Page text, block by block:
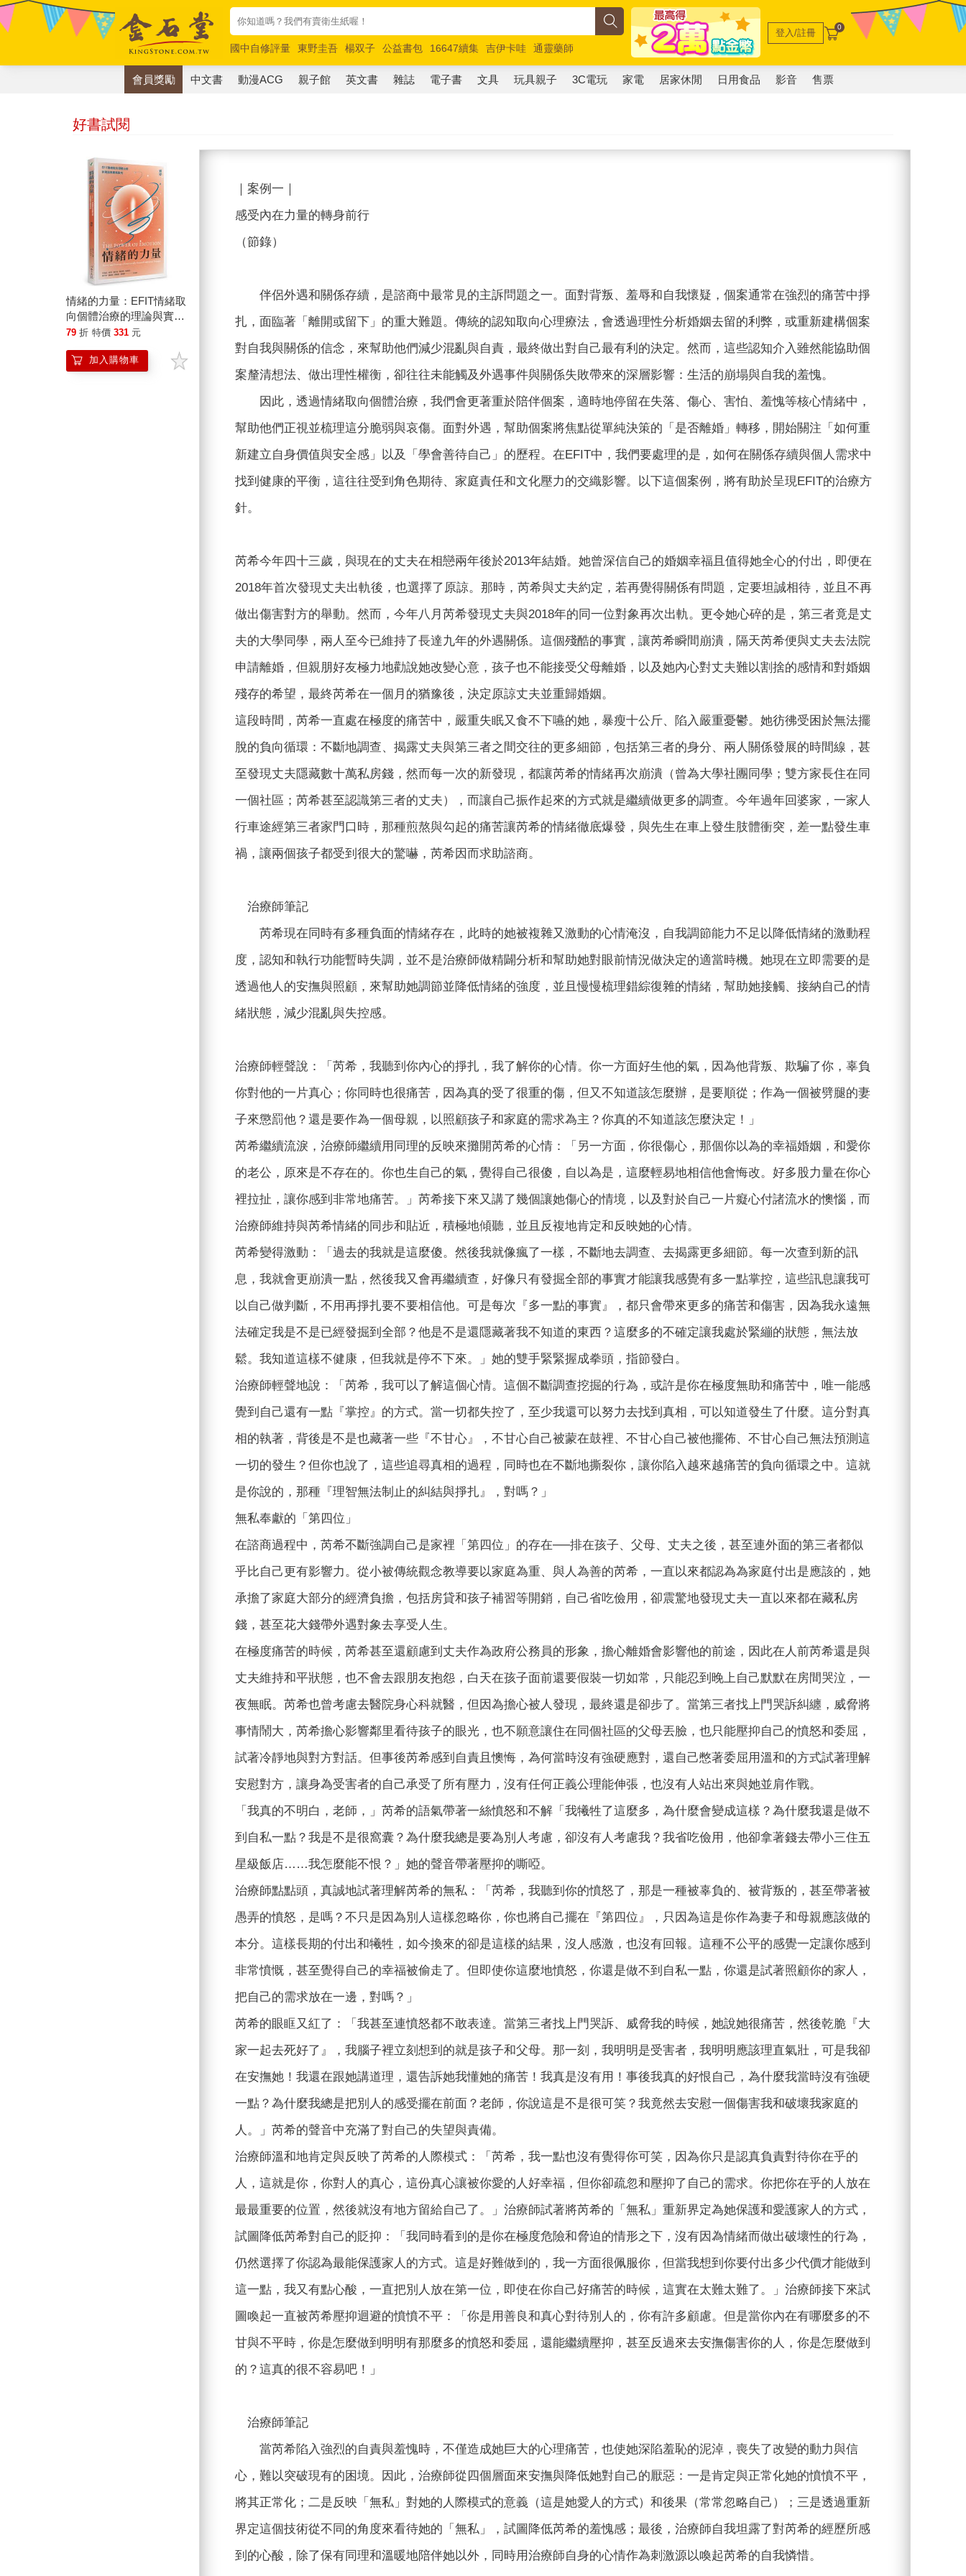
國中自修評量 東野圭吾 楊双子 公益書包 16647續集 吉伊卡哇
通靈藥師
唯紅花綻放
奧德賽 路邊攤新作 馬斯克 玩具總動員5 超慢跑
登入/註冊 0
會員獎勵 中文書 動漫ACG 親子館 英文書 雜誌 電子書 文具 玩具親子 3C電玩 家電 居家休閒 日用食品 影音 售票
好書試閱
情緒的力量：EFIT情緒取
向個體治療的理論與實務
案例
79 折 特價 331 元
加入購物車
｜案例一｜
感受內在力量的轉身前行
（節錄）
伴侶外遇和關係存續，是諮商中最常見的主訴問題之一。面對背叛、羞辱和自我懷疑，個案通常在強烈的痛苦中掙
扎，面臨著「離開或留下」的重大難題。傳統的認知取向心理療法，會透過理性分析婚姻去留的利弊，或重新建構個案
對自我與關係的信念，來幫助他們減少混亂與自責，最終做出對自己最有利的決定。然而，這些認知介入雖然能協助個
案釐清想法、做出理性權衡，卻往往未能觸及外遇事件與關係失敗帶來的深層影響：生活的崩塌與自我的羞愧。
因此，透過情緒取向個體治療，我們會更著重於陪伴個案，適時地停留在失落、傷心、害怕、羞愧等核心情緒中，
幫助他們正視並梳理這分脆弱與哀傷。面對外遇，幫助個案將焦點從單純決策的「是否離婚」轉移，開始關注「如何重
新建立自身價值與安全感」以及「學會善待自己」的歷程。在EFIT中，我們要處理的是，如何在關係存續與個人需求中
找到健康的平衡，這往往受到角色期待、家庭責任和文化壓力的交織影響。以下這個案例，將有助於呈現EFIT的治療方
針。
芮希今年四十三歲，與現在的丈夫在相戀兩年後於2013年結婚。她曾深信自己的婚姻幸福且值得她全心的付出，即便在
2018年首次發現丈夫出軌後，也選擇了原諒。那時，芮希與丈夫約定，若再覺得關係有問題，定要坦誠相待，並且不再
做出傷害對方的舉動。然而，今年八月芮希發現丈夫與2018年的同一位對象再次出軌。更令她心碎的是，第三者竟是丈
夫的大學同學，兩人至今已維持了長達九年的外遇關係。這個殘酷的事實，讓芮希瞬間崩潰，隔天芮希便與丈夫去法院
申請離婚，但親朋好友極力地勸說她改變心意，孩子也不能接受父母離婚，以及她內心對丈夫難以割捨的感情和對婚姻
殘存的希望，最終芮希在一個月的猶豫後，決定原諒丈夫並重歸婚姻。
這段時間，芮希一直處在極度的痛苦中，嚴重失眠又食不下嚥的她，暴瘦十公斤、陷入嚴重憂鬱。她彷彿受困於無法擺
脫的負向循環：不斷地調查、揭露丈夫與第三者之間交往的更多細節，包括第三者的身分、兩人關係發展的時間線，甚
至發現丈夫隱藏數十萬私房錢，然而每一次的新發現，都讓芮希的情緒再次崩潰（曾為大學社團同學；雙方家長住在同
一個社區；芮希甚至認識第三者的丈夫），而讓自己振作起來的方式就是繼續做更多的調查。今年過年回婆家，一家人
行車途經第三者家門口時，那種煎熬與勾起的痛苦讓芮希的情緒徹底爆發，與先生在車上發生肢體衝突，差一點發生車
禍，讓兩個孩子都受到很大的驚嚇，芮希因而求助諮商。
治療師筆記
芮希現在同時有多種負面的情緒存在，此時的她被複雜又激動的心情淹沒，自我調節能力不足以降低情緒的激動程
度，認知和執行功能暫時失調，並不是治療師做精闢分析和幫助她對眼前情況做決定的適當時機。她現在立即需要的是
透過他人的安撫與照顧，來幫助她調節並降低情緒的強度，並且慢慢梳理錯綜復雜的情緒，幫助她接觸、接納自己的情
緒狀態，減少混亂與失控感。
治療師輕聲說：「芮希，我聽到你內心的掙扎，我了解你的心情。你一方面好生他的氣，因為他背叛、欺騙了你，辜負
你對他的一片真心；你同時也很痛苦，因為真的受了很重的傷，但又不知道該怎麼辦，是要順從；作為一個被劈腿的妻
子來懲罰他？還是要作為一個母親，以照顧孩子和家庭的需求為主？你真的不知道該怎麼決定！」
芮希繼續流淚，治療師繼續用同理的反映來攤開芮希的心情：「另一方面，你很傷心，那個你以為的幸福婚姻，和愛你
的老公，原來是不存在的。你也生自己的氣，覺得自己很傻，自以為是，這麼輕易地相信他會悔改。好多股力量在你心
裡拉扯，讓你感到非常地痛苦。」芮希接下來又講了幾個讓她傷心的情境，以及對於自己一片癡心付諸流水的懊惱，而
治療師維持與芮希情緒的同步和貼近，積極地傾聽，並且反複地肯定和反映她的心情。
芮希變得激動：「過去的我就是這麼傻。然後我就像瘋了一樣，不斷地去調查、去揭露更多細節。每一次查到新的訊
息，我就會更崩潰一點，然後我又會再繼續查，好像只有發掘全部的事實才能讓我感覺有多一點掌控，這些訊息讓我可
以自己做判斷，不用再掙扎要不要相信他。可是每次『多一點的事實』，都只會帶來更多的痛苦和傷害，因為我永遠無
法確定我是不是已經發掘到全部？他是不是還隱藏著我不知道的東西？這麼多的不確定讓我處於緊繃的狀態，無法放
鬆。我知道這樣不健康，但我就是停不下來。」她的雙手緊緊握成拳頭，指節發白。
治療師輕聲地說：「芮希，我可以了解這個心情。這個不斷調查挖掘的行為，或許是你在極度無助和痛苦中，唯一能感
覺到自己還有一點『掌控』的方式。當一切都失控了，至少我還可以努力去找到真相，可以知道發生了什麼。這分對真
相的執著，背後是不是也藏著一些『不甘心』，不甘心自己被蒙在鼓裡、不甘心自己被他擺佈、不甘心自己無法預測這
一切的發生？但你也說了，這些追尋真相的過程，同時也在不斷地撕裂你，讓你陷入越來越痛苦的負向循環之中。這就
是你說的，那種『理智無法制止的糾結與掙扎』，對嗎？」
無私奉獻的「第四位」
在諮商過程中，芮希不斷強調自己是家裡「第四位」的存在──排在孩子、父母、丈夫之後，甚至連外面的第三者都似
乎比自己更有影響力。從小被傳統觀念教導要以家庭為重、與人為善的芮希，一直以來都認為為家庭付出是應該的，她
承擔了家庭大部分的經濟負擔，包括房貸和孩子補習等開銷，自己省吃儉用，卻震驚地發現丈夫一直以來都在藏私房
錢，甚至花大錢帶外遇對象去享受人生。
在極度痛苦的時候，芮希甚至還顧慮到丈夫作為政府公務員的形象，擔心離婚會影響他的前途，因此在人前芮希還是與
丈夫維持和平狀態，也不會去跟朋友抱怨，白天在孩子面前還要假裝一切如常，只能忍到晚上自己默默在房間哭泣，一
夜無眠。芮希也曾考慮去醫院身心科就醫，但因為擔心被人發現，最終還是卻步了。當第三者找上門哭訴糾纏，威脅將
事情鬧大，芮希擔心影響鄰里看待孩子的眼光，也不願意讓住在同個社區的父母丟臉，也只能壓抑自己的憤怒和委屈，
試著冷靜地與對方對話。但事後芮希感到自責且懊悔，為何當時沒有強硬應對，還自己憋著委屈用溫和的方式試著理解
安慰對方，讓身為受害者的自己承受了所有壓力，沒有任何正義公理能伸張，也沒有人站出來與她並肩作戰。
「我真的不明白，老師，」芮希的語氣帶著一絲憤怒和不解「我犧牲了這麼多，為什麼會變成這樣？為什麼我還是做不
到自私一點？我是不是很窩囊？為什麼我總是要為別人考慮，卻沒有人考慮我？我省吃儉用，他卻拿著錢去帶小三住五
星級飯店……我怎麼能不恨？」她的聲音帶著壓抑的嘶啞。
治療師點點頭，真誠地試著理解芮希的無私：「芮希，我聽到你的憤怒了，那是一種被辜負的、被背叛的，甚至帶著被
愚弄的憤怒，是嗎？不只是因為別人這樣忽略你，你也將自己擺在『第四位』，只因為這是你作為妻子和母親應該做的
本分。這樣長期的付出和犧牲，如今換來的卻是這樣的結果，沒人感激，也沒有回報。這種不公平的感覺一定讓你感到
非常憤慨，甚至覺得自己的幸福被偷走了。但即使你這麼地憤怒，你還是做不到自私一點，你還是試著照顧你的家人，
把自己的需求放在一邊，對嗎？」
芮希的眼眶又紅了：「我甚至連憤怒都不敢表達。當第三者找上門哭訴、威脅我的時候，她說她很痛苦，然後乾脆『大
家一起去死好了』，我腦子裡立刻想到的就是孩子和父母。那一刻，我明明是受害者，我明明應該理直氣壯，可是我卻
在安撫她！我還在跟她講道理，還告訴她我懂她的痛苦！我真是沒有用！事後我真的好恨自己，為什麼我當時沒有強硬
一點？為什麼我總是把別人的感受擺在前面？老師，你說這是不是很可笑？我竟然去安慰一個傷害我和破壞我家庭的
人。」芮希的聲音中充滿了對自己的失望與責備。
治療師溫和地肯定與反映了芮希的人際模式：「芮希，我一點也沒有覺得你可笑，因為你只是認真負責對待你在乎的
人，這就是你，你對人的真心，這份真心讓被你愛的人好幸福，但你卻疏忽和壓抑了自己的需求。你把你在乎的人放在
最最重要的位置，然後就沒有地方留給自己了。」治療師試著將芮希的「無私」重新界定為她保護和愛護家人的方式，
試圖降低芮希對自己的貶抑：「我同時看到的是你在極度危險和脅迫的情形之下，沒有因為情緒而做出破壞性的行為，
仍然選擇了你認為最能保護家人的方式。這是好難做到的，我一方面很佩服你，但當我想到你要付出多少代價才能做到
這一點，我又有點心酸，一直把別人放在第一位，即使在你自己好痛苦的時候，這實在太難太難了。」治療師接下來試
圖喚起一直被芮希壓抑迴避的憤憤不平：「你是用善良和真心對待別人的，你有許多顧慮。但是當你內在有哪麼多的不
甘與不平時，你是怎麼做到明明有那麼多的憤怒和委屈，還能繼續壓抑，甚至反過來去安撫傷害你的人，你是怎麼做到
的？這真的很不容易吧！」
治療師筆記
當芮希陷入強烈的自責與羞愧時，不僅造成她巨大的心理痛苦，也使她深陷羞恥的泥淖，喪失了改變的動力與信
心，難以突破現有的困境。因此，治療師從四個層面來安撫與降低她對自己的厭惡：一是肯定與正常化她的憤憤不平，
將其正常化；二是反映「無私」對她的人際模式的意義（這是她愛人的方式）和後果（常常忽略自己）；三是透過重新
界定這個技術從不同的角度來看待她的「無私」，試圖降低芮希的羞愧感；最後，治療師自我坦露了對芮希的經歷所感
到的心酸，除了保有同理和溫暖地陪伴她以外，同時用治療師自身的心情作為刺激源以喚起芮希的自我憐惜。